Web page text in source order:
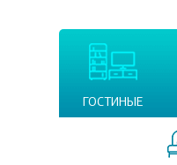
ГОСТИНЫЕ